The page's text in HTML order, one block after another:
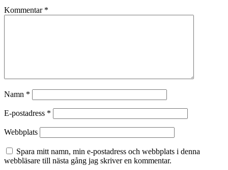
Kommentar *
Namn *
E-postadress *
Webbplats
Spara mitt namn, min e-postadress och webbplats i denna
webbläsare till nästa gång jag skriver en kommentar.